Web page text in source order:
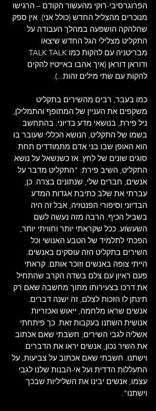
הפרוגרסיבי-רוקי מהעשור הקודם – הרגישו
מנוכרים מהצליל החדש (כולל אני). אין ספק
שהלהקה הושפעה במהלך העבודה על
התקליט מצלילי הגל החדש שיצאו
ודוראן דוראן (איך אהבו באייטיז להקים
להקות עם שתי מילים זהות...).
כמו בעבר, רבים מהשירים בתקליט
משקפים את העניין של המתופף והתמלילן,
ניל פירת, בנושאי מדע בדיוני. בהתחשב
בשמו של התקליט, הנושא הכללי שעובר בו
הוא האופן שבו בני אדם מתמודדים תחת
סוגים שונים של לחץ. אז כשנשאל על נושא
התקליט, השיב פירת: "התקליט מדבר על
אנשים, חברים שלי, שנתונים בצרה. כן,
עברתי את שלב כתיבת אגדות המדע
הבדיוני וסיפורי הפנטזיה, אבל זה היה
בשביל הכיף. הרבה מזה נעשה לשם
השעשוע. ככל שקראתי יותר וחוויתי יותר,
הפכתי לתלמיד של הטבע האנושי וכל
השירים בתקליט הזה עוסקים באנשים.
הייתי צופה באנשים וזוכר אותם. קראתי
פעם ראיון עם צלם בשדה הקרב שהתחיל
את דרכו בצעירותו מתוך מחשבה שאם רק
תינתן לו הזכות לצלם, זה ישנה דברים.
אנשים שראו מלחמה, ייאוש ואכזריות
אנושית השתנו בעקבות זאת. כך פיתחתי
אשליה לגבי השירים; חשבתי שאם אכתוב
את השיר נכון, אנשים יראו את הדברים
וישתנו. חשבתי שאם אכתוב על צביעות, על
התעללות הדדית ועל אי-הבנות שלנו לגבי
עצמו, אנשים יבינו את השליליות שבכך
וישתנו".